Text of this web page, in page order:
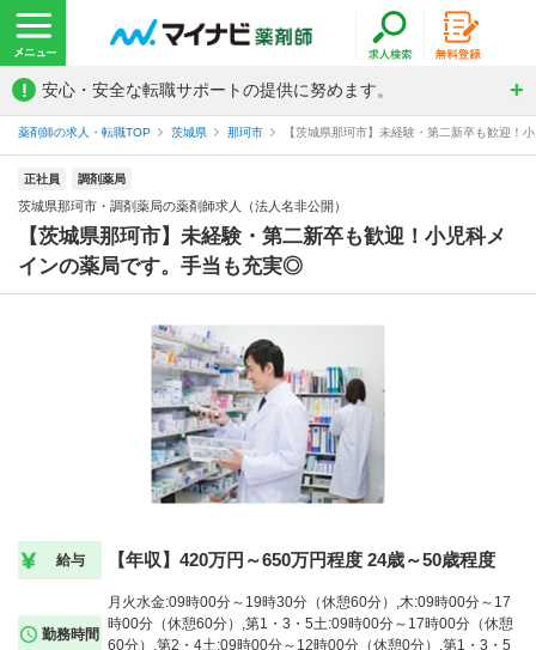
! 安心・安全な転職サポートの提供に努めます。
薬剤師の求人・転職TOP 茨城県 那珂市 【茨城県那珂市】未経験・第二新卒も歓迎
正社員 調剤薬局
茨城県那珂市・調剤薬局の薬剤師求人（法人名非公開）
【茨城県那珂市】未経験・第二新卒も歓迎！小児科メ
インの薬局です。手当も充実◎
給与 【年収】420万円～650万円程度 24歳～50歳程度
勤務時間
月火水金:09時00分～19時30分（休憩60分）,木:09時00分～17
時00分（休憩60分）,第1・3・5土:09時00分～17時00分（休憩
60分）,第2・4土:09時00分～12時00分（休憩0分）,第1・3・5